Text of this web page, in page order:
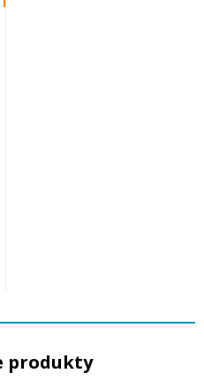
produkty